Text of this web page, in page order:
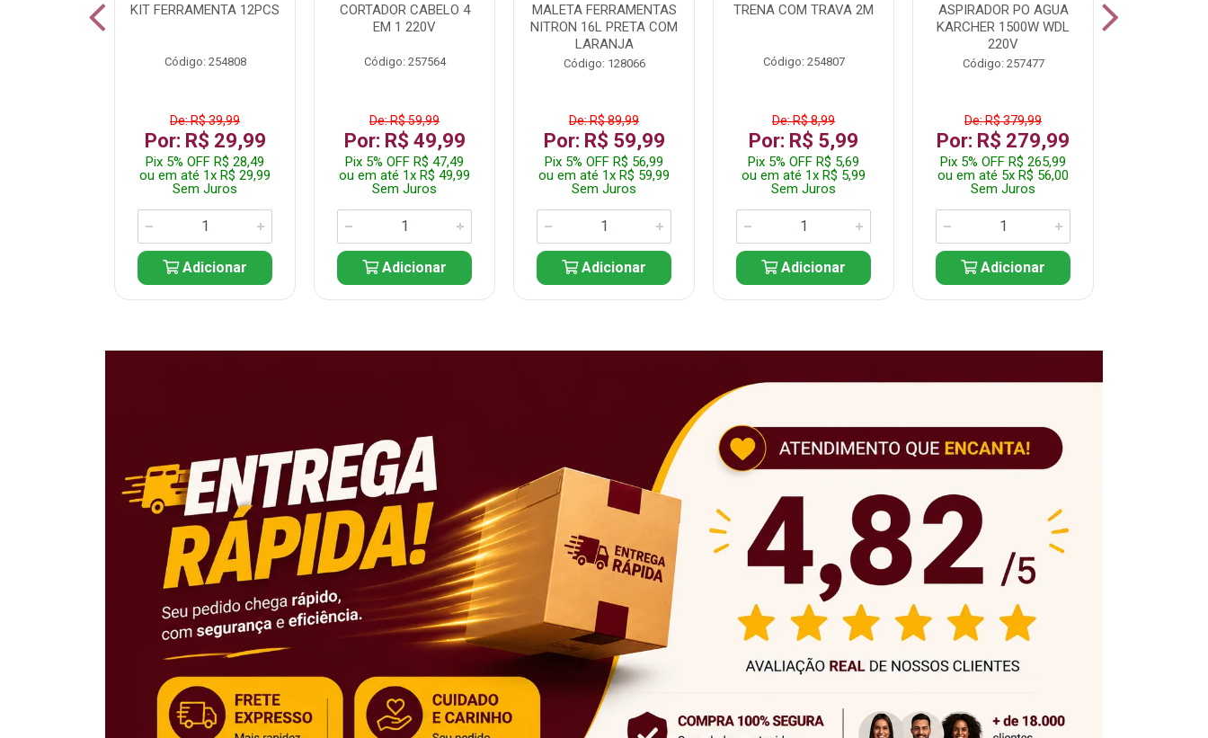
KIT FERRAMENTA 12PCS
Código: 254808
De: R$ 39,99
Por: R$ 29,99
Pix 5% OFF R$ 28,49
ou em até 1x R$ 29,99
Sem Juros
Adicionar
CORTADOR CABELO 4
EM 1 220V
Código: 257564
De: R$ 59,99
Por: R$ 49,99
Pix 5% OFF R$ 47,49
ou em até 1x R$ 49,99
Sem Juros
Adicionar
MALETA FERRAMENTAS
NITRON 16L PRETA COM
LARANJA
Código: 128066
De: R$ 89,99
Por: R$ 59,99
Pix 5% OFF R$ 56,99
ou em até 1x R$ 59,99
Sem Juros
Adicionar
TRENA COM TRAVA 2M
Código: 254807
De: R$ 8,99
Por: R$ 5,99
Pix 5% OFF R$ 5,69
ou em até 1x R$ 5,99
Sem Juros
Adicionar
ASPIRADOR PO AGUA
KARCHER 1500W WDL
220V
Código: 257477
De: R$ 379,99
Por: R$ 279,99
Pix 5% OFF R$ 265,99
ou em até 5x R$ 56,00
Sem Juros
Adicionar